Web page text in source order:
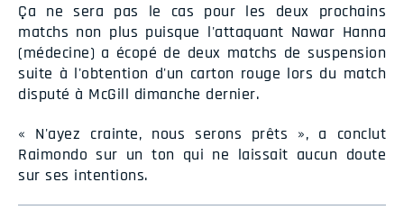
Ça ne sera pas le cas pour les deux prochains
matchs non plus puisque l'attaquant Nawar Hanna
(médecine) a écopé de deux matchs de suspension
suite à l'obtention d'un carton rouge lors du match
disputé à McGill dimanche dernier.
« N'ayez crainte, nous serons prêts », a conclut
Raimondo sur un ton qui ne laissait aucun doute
sur ses intentions.